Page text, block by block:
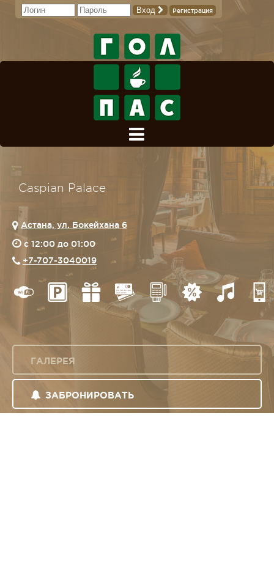
Вход Регистрация
Caspian Palace
Астана, ул. Бокейхана 6
c 12:00 до 01:00
+7-707-3040019
ГАЛЕРЕЯ
ЗАБРОНИРОВАТЬ